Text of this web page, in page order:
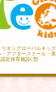
オングローバルキッ
アフタースクール・
定保育施設C型